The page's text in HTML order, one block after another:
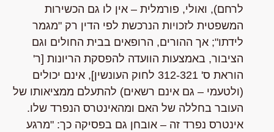
לרחם), ואולי, פורמלית – אין לו גם הכשירות
המשפטית לזכויות הנרכשת לפי הדין רק "מגמר
לידתו"; אך ההורים, הרופאים בבית החולים וגם
הציבור, באמצעות הוועדה להפסקת הריונות [ר'
הוראת ס' 312-321 לחוק העונשין], אינם יכולים
(ולטעמי – גם אינם רשאים) להתעלם ממציאותו של
העובר בחללה של האם ומהאינטרס הנפרדשלו.
אינטרס נפרד זה – אובחן גם בפסיקה כך: "מרגע